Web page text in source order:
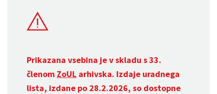
Prikazana vsebina je v skladu s 33.
členom ZoUL arhivska. Izdaje uradnega
lista, izdane po 28.2.2026, so dostopne